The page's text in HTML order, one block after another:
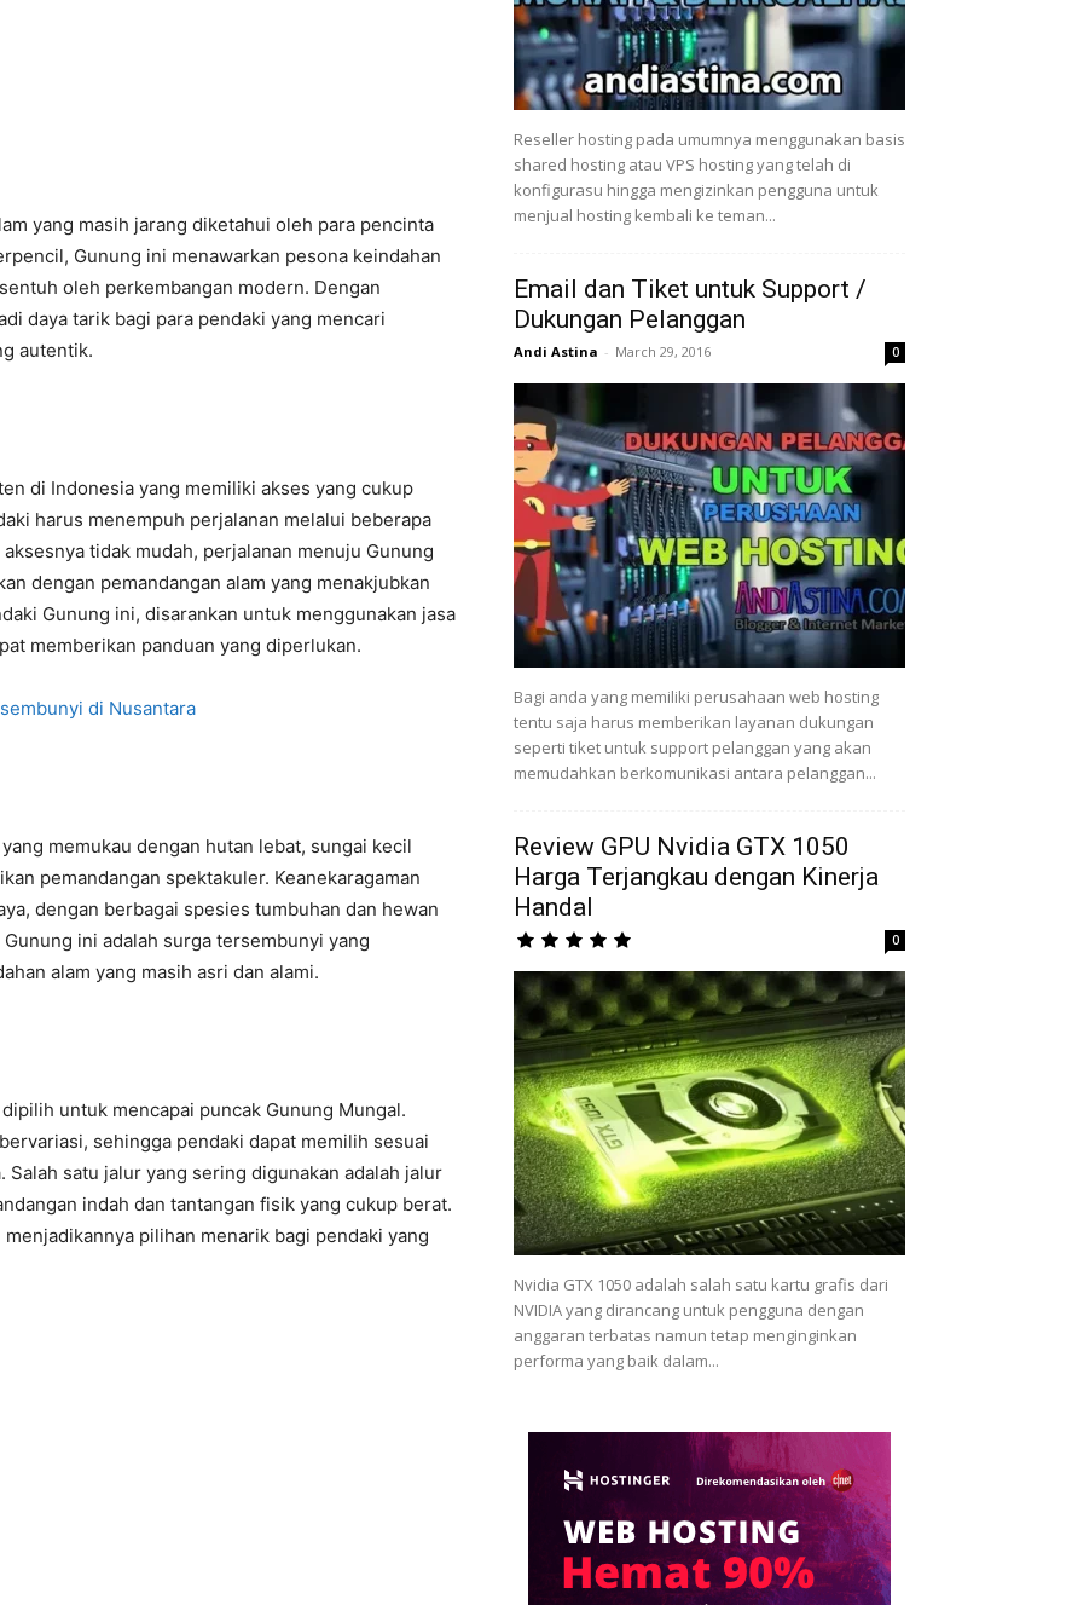
yang masih jarang diketahui oleh para pencinta
Gunung ini menawarkan pesona keindahan
oleh perkembangan modern. Dengan
daya tarik bagi para pendaki yang mencari
autentik.
di Indonesia yang memiliki akses yang cukup
harus menempuh perjalanan melalui beberapa
tidak mudah, perjalanan menuju Gunung
dengan pemandangan alam yang menakjubkan
Gunung ini, disarankan untuk menggunakan jasa
memberikan panduan yang diperlukan.
di Nusantara
memukau dengan hutan lebat, sungai kecil
pemandangan spektakuler. Keanekaragaman
dengan berbagai spesies tumbuhan dan hewan
ini adalah surga tersembunyi yang
alam yang masih asri dan alami.
untuk mencapai puncak Gunung Mungal.
sehingga pendaki dapat memilih sesuai
satu jalur yang sering digunakan adalah jalur
indah dan tantangan fisik yang cukup berat.
pilihan menarik bagi pendaki yang
Reseller hosting pada umumnya menggunakan basis
shared hosting atau VPS hosting yang telah di
konfigurasu hingga mengizinkan pengguna untuk
menjual hosting kembali ke teman...
Email dan Tiket untuk Support /
Dukungan Pelanggan
Andi Astina - March 29, 2016 0
Bagi anda yang memiliki perusahaan web hosting
tentu saja harus memberikan layanan dukungan
seperti tiket untuk support pelanggan yang akan
memudahkan berkomunikasi antara pelanggan...
Review GPU Nvidia GTX 1050
Harga Terjangkau dengan Kinerja
Handal
0
Nvidia GTX 1050 adalah salah satu kartu grafis dari
NVIDIA yang dirancang untuk pengguna dengan
anggaran terbatas namun tetap menginginkan
performa yang baik dalam...